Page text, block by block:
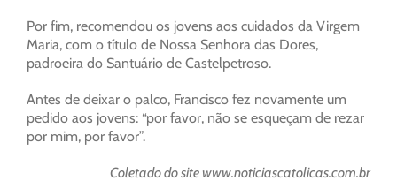
Por fim, recomendou os jovens aos cuidados da Virgem
Maria, com o título de Nossa Senhora das Dores,
padroeira do Santuário de Castelpetroso.
Antes de deixar o palco, Francisco fez novamente um
pedido aos jovens: “por favor, não se esqueçam de rezar
por mim, por favor”.
Coletado do site www.noticiascatolicas.com.br